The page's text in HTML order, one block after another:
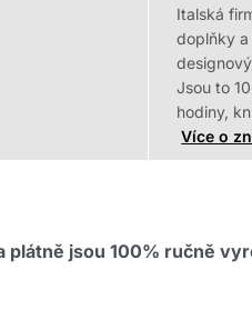
Italská
doplňky
Jsou to
hodiny,
Více o
plátně jsou 100% ručně